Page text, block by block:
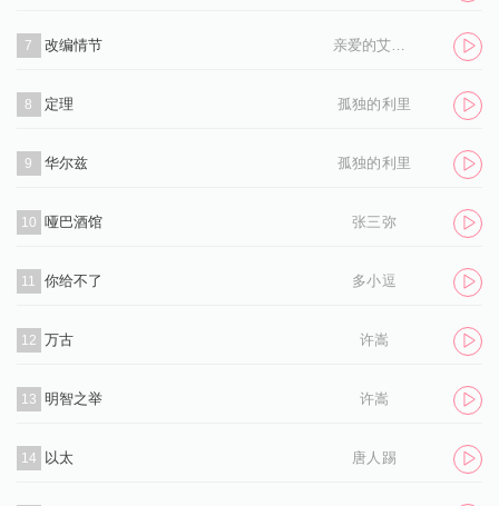
7 改编情节 亲爱的艾洛伊丝
8 定理 孤独的利里
9 华尔兹 孤独的利里
10 哑巴酒馆 张三弥
11 你给不了 多小逗
12 万古 许嵩
13 明智之举 许嵩
14 以太 唐人踢